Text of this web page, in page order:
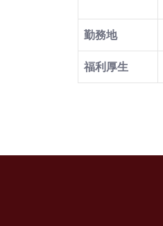
勤務地
福利厚生